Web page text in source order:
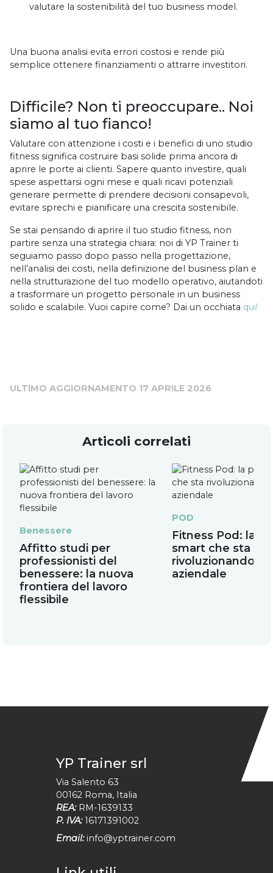
valutare la sostenibilità del tuo business model.
Una buona analisi evita errori costosi e rende più
semplice ottenere finanziamenti o attrarre investitori.
Difficile? Non ti preoccupare.. Noi
siamo al tuo fianco!
Valutare con attenzione i costi e i benefici di uno studio
fitness significa costruire basi solide prima ancora di
aprire le porte ai clienti. Sapere quanto investire, quali
spese aspettarsi ogni mese e quali ricavi potenziali
generare permette di prendere decisioni consapevoli,
evitare sprechi e pianificare una crescita sostenibile.
Se stai pensando di aprire il tuo studio fitness, non
partire senza una strategia chiara: noi di YP Trainer ti
seguiamo passo dopo passo nella progettazione,
nell’analisi dei costi, nella definizione del business plan e
nella strutturazione del tuo modello operativo, aiutandoti
a trasformare un progetto personale in un business
solido e scalabile. Vuoi capire come? Dai un occhiata qui!
ULTIMO AGGIORNAMENTO 17 APRILE 2026
Articoli correlati
Benessere
Affitto studi per
professionisti del
benessere: la nuova
frontiera del lavoro
flessibile
POD
Fitness Pod: la
smart che sta
rivoluzionando il
aziendale
YP Trainer srl
Via Salento 63
00162 Roma, Italia
REA: RM-1639133
P. IVA: 16171391002
Email: info@yptrainer.com